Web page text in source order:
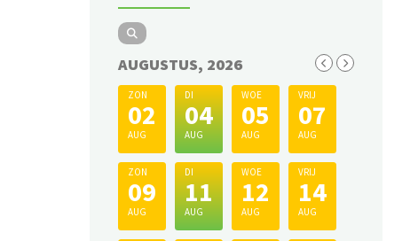
AUGUSTUS, 2026
ZON
02
AUG
DI
04
AUG
WOE
05
AUG
VRIJ
07
AUG
ZON
09
AUG
DI
11
AUG
WOE
12
AUG
VRIJ
14
AUG